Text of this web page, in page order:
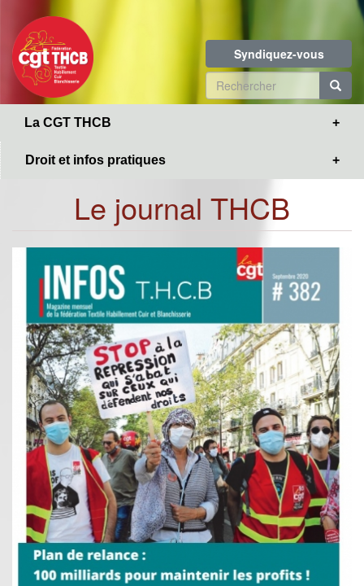
contenu
principal
Syndiquez-vous
Formulaire
de
La CGT THCB
Droit et infos pratiques
Le journal THCB